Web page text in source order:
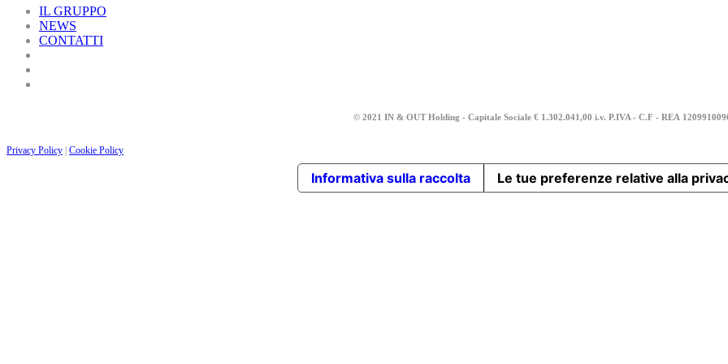
IL GRUPPO
NEWS
CONTATTI
© 2021 IN & OUT Holding - Capitale Sociale € 1.302.041,00 i.v. P.IVA - C.F - REA
Privacy Policy Cookie Policy
Informativa sulla raccolta Le tue preferenze relative alla